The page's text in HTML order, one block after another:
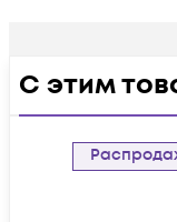
С этим